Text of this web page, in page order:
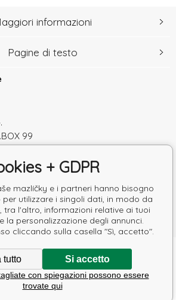
99
informazioni
Pagine di testo
© 2026 AF Distribution s.r.o.
Tutti i diritti riservati.
BINARGON.cz
s výběrem krmiva
+ GDPR
mazlíčky e i partneri hanno bisogno
utilizzare i singoli dati, in modo da
tra l'altro, informazioni relative ai tuoi
la personalizzazione degli annunci.
cliccando sulla casella "Sì, accetto".
tutto Si accetto
con spiegazioni possono essere
trovate qui